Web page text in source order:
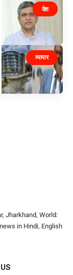
देश
व्यापार
Jharkhand, World:
in Hindi, English